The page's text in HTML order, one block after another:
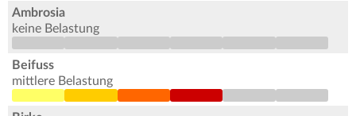
Ambrosia
keine Belastung
Beifuss
mittlere Belastung